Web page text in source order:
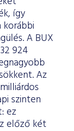
így
A BUX
924
Az
szinten
ez
előző két